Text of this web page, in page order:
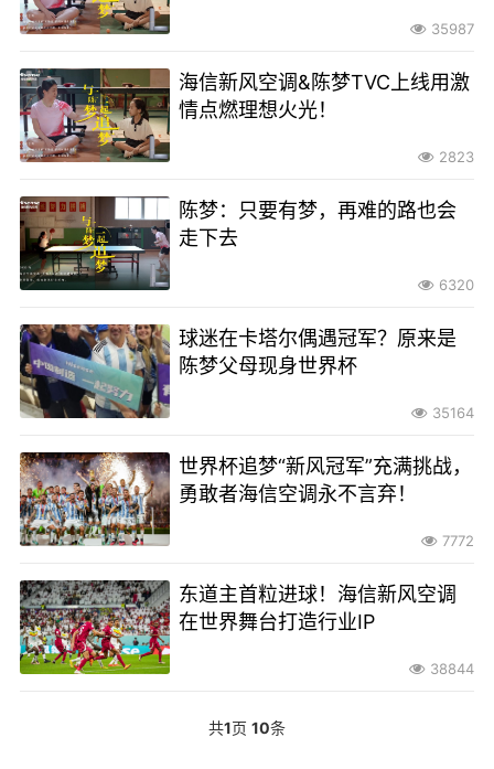
35987
海信新风空调&陈梦TVC上线用激
情点燃理想火光！
2823
陈梦：只要有梦，再难的路也会
走下去
6320
球迷在卡塔尔偶遇冠军？原来是
陈梦父母现身世界杯
35164
世界杯追梦“新风冠军”充满挑战，
勇敢者海信空调永不言弃！
7772
东道主首粒进球！海信新风空调
在世界舞台打造行业IP
38844
共1页 10条